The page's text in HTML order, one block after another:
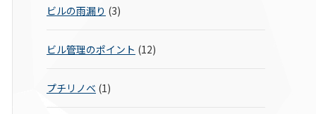
ビルの雨漏り (3)
ビル管理のポイント (12)
プチリノベ (1)